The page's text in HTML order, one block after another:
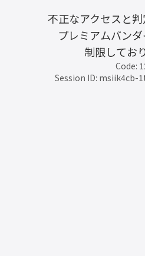
不正なアクセスと判
プレミアムバン
制限してお
Code:
Session ID: msiik4cb-